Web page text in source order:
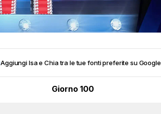
Aggiungi Isa e Chia tra le tue fonti preferite su Google
Giorno 100